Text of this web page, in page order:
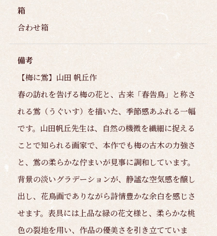
箱
合わせ箱
備考
【梅に鴬】山田 帆丘作
春の訪れを告げる梅の花と、古来「春告鳥」と称さ
れる鴬（うぐいす）を描いた、季節感あふれる一幅
です。山田帆丘先生は、自然の機微を繊細に捉える
ことで知られる画家で、本作でも梅の古木の力強さ
と、鴬の柔らかな佇まいが見事に調和しています。
背景の淡いグラデーションが、静謐な空気感を醸し
出し、花鳥画でありながら詩情豊かな余白を感じさ
せます。表具には上品な緑の花文様と、柔らかな桃
色の裂地を用い、作品の優美さを引き立てていま